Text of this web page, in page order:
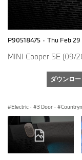
P90518475 · Thu Feb 29
MINI Cooper SE (09/
ダウンロー
Electric · 3 Door ·